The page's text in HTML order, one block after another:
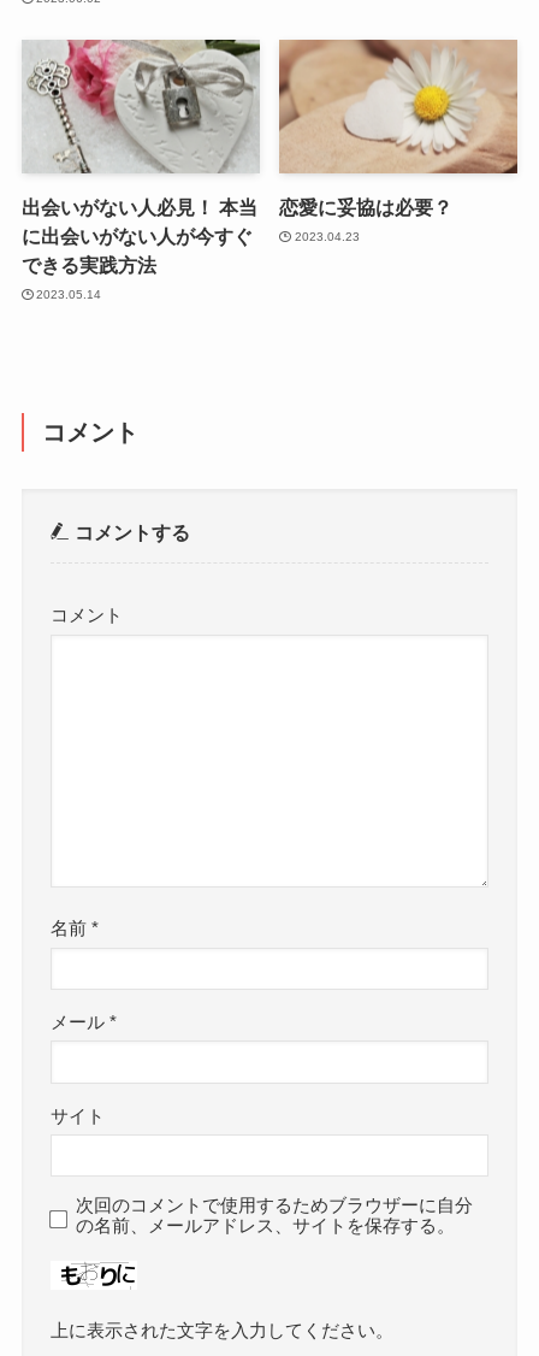
出会いがない人必見！ 本当
に出会いがない人が今すぐ
できる実践方法
2023.05.14
恋愛に妥協は必要？
2023.04.23
コメント
コメントする
コメント
名前*
メール*
サイト
次回のコメントで使用するためブラウザーに自分
の名前、メールアドレス、サイトを保存する。
上に表示された文字を入力してください。